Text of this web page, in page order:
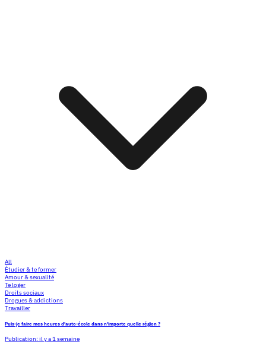
All
Étudier & te former
Amour & sexualité
Te loger
Droits sociaux
Drogues & addictions
Travailler
Puis-je faire mes heures d'auto-école dans n'importe quelle région ?
Publication: il y a 1 semaine